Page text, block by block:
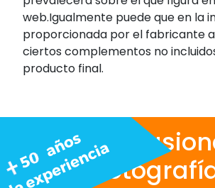
web.Igualmente puede que en la
proporcionada por el fabricante
ciertos complementos no
producto final.
Nos